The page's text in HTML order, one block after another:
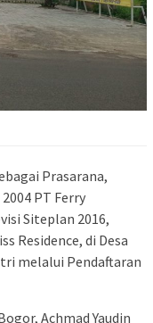
Prasarana,
PT Ferry
Siteplan 2016,
Residence, di Desa
melalui Pendaftaran
Achmad Yaudin